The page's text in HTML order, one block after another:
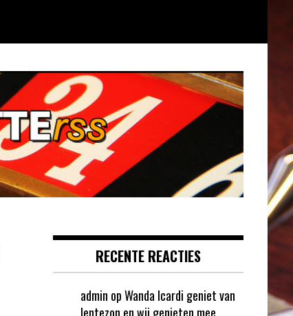
RECENTE REACTIES
admin opWanda Icardi geniet van
lentezon en wij genieten mee